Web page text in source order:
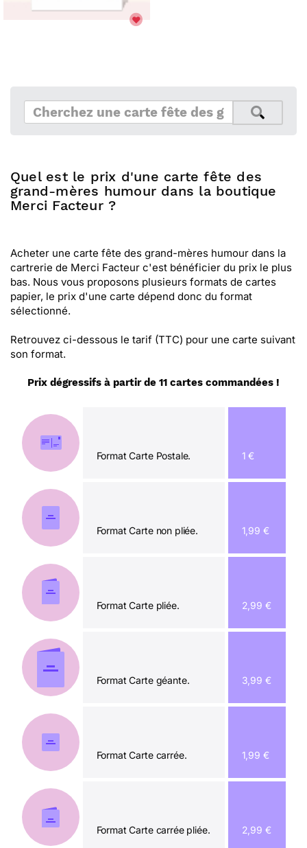
Quel est le prix d'une carte fête des
grand-mères humour dans la boutique
Merci Facteur ?
Acheter une carte fête des grand-mères humour dans la
cartrerie de Merci Facteur c'est bénéficier du prix le plus
bas. Nous vous proposons plusieurs formats de cartes
papier, le prix d'une carte dépend donc du format
sélectionné.
Retrouvez ci-dessous le tarif (TTC) pour une carte suivant
son format.
Prix dégressifs à partir de 11 cartes commandées !
Format Carte Postale. 1 €
Format Carte non pliée. 1,99 €
Format Carte pliée. 2,99 €
Format Carte géante. 3,99 €
Format Carte carrée. 1,99 €
Format Carte carrée pliée. 2,99 €